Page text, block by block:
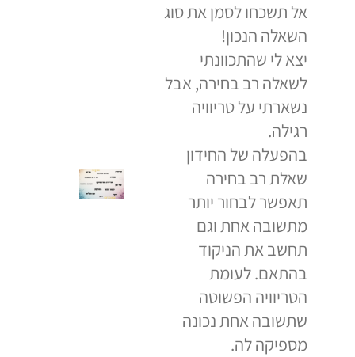
אל תשכחו לסמן את סוג
השאלה הנכון!
יצא לי שהתכוונתי
לשאלה רב בחירה, אבל
נשארתי על טריוויה
רגילה.
בהפעלה של החידון
שאלת רב בחירה
תאפשר לבחור יותר
מתשובה אחת וגם
תחשב את הניקוד
בהתאם. לעומת
הטריוויה הפשוטה
שתשובה אחת נכונה
מספיקה לה.